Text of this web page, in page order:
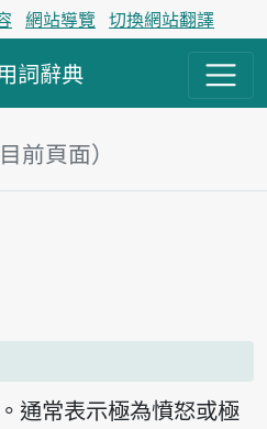
網站導覽 切換網站翻譯
詞辭典
前頁面）
通常表示極為憤怒或極